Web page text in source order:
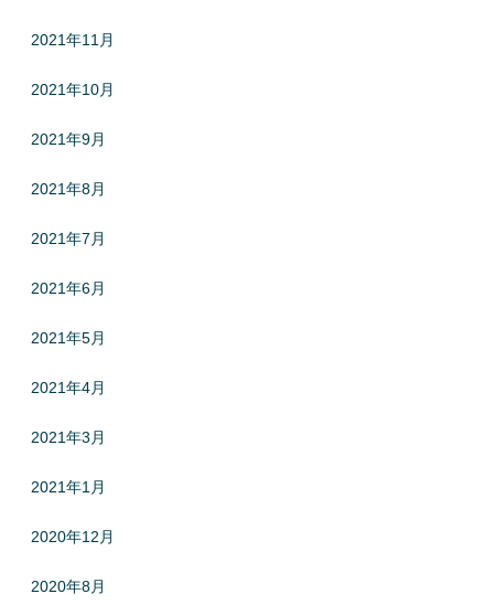
2021年11月
2021年10月
2021年9月
2021年8月
2021年7月
2021年6月
2021年5月
2021年4月
2021年3月
2021年1月
2020年12月
2020年8月